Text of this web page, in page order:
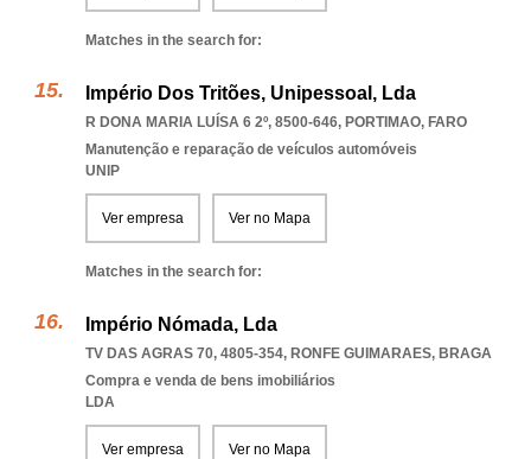
Matches in the search for:
Império Dos Tritões, Unipessoal, Lda
R DONA MARIA LUÍSA 6 2º, 8500-646, PORTIMAO, FARO
Manutenção e reparação de veículos automóveis
UNIP
Ver empresa Ver no Mapa
Matches in the search for:
Império Nómada, Lda
TV DAS AGRAS 70, 4805-354, RONFE GUIMARAES, BRAGA
Compra e venda de bens imobiliários
LDA
Ver empresa Ver no Mapa